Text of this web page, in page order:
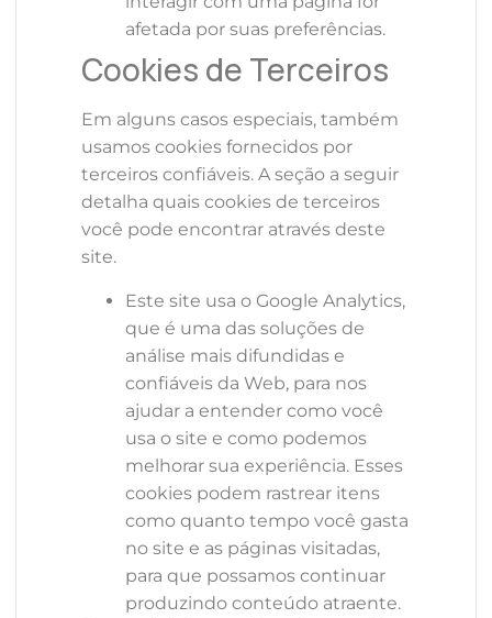
afetada por suas preferências.
Cookies de Terceiros
Em alguns casos especiais, também
usamos cookies fornecidos por
terceiros confiáveis. A seção a seguir
detalha quais cookies de terceiros
você pode encontrar através deste
site.
Este site usa o Google Analytics,
que é uma das soluções de
análise mais difundidas e
confiáveis ​​da Web, para nos
ajudar a entender como você
usa o site e como podemos
melhorar sua experiência. Esses
cookies podem rastrear itens
como quanto tempo você gasta
no site e as páginas visitadas,
para que possamos continuar
produzindo conteúdo atraente.